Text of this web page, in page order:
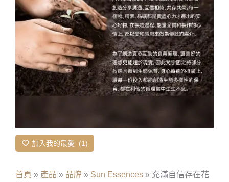
加入我的最愛 1
首頁 » 產品 » 品牌 » Sun Essences » 充滿自信存在花